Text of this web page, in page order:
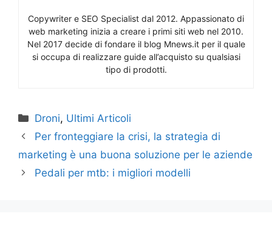
Copywriter e SEO Specialist dal 2012. Appassionato di
web marketing inizia a creare i primi siti web nel 2010.
Nel 2017 decide di fondare il blog Mnews.it per il quale
si occupa di realizzare guide all’acquisto su qualsiasi
tipo di prodotti.
Categorie
Droni, Ultimi Articoli
Per fronteggiare la crisi, la strategia di
marketing è una buona soluzione per le aziende
Pedali per mtb: i migliori modelli